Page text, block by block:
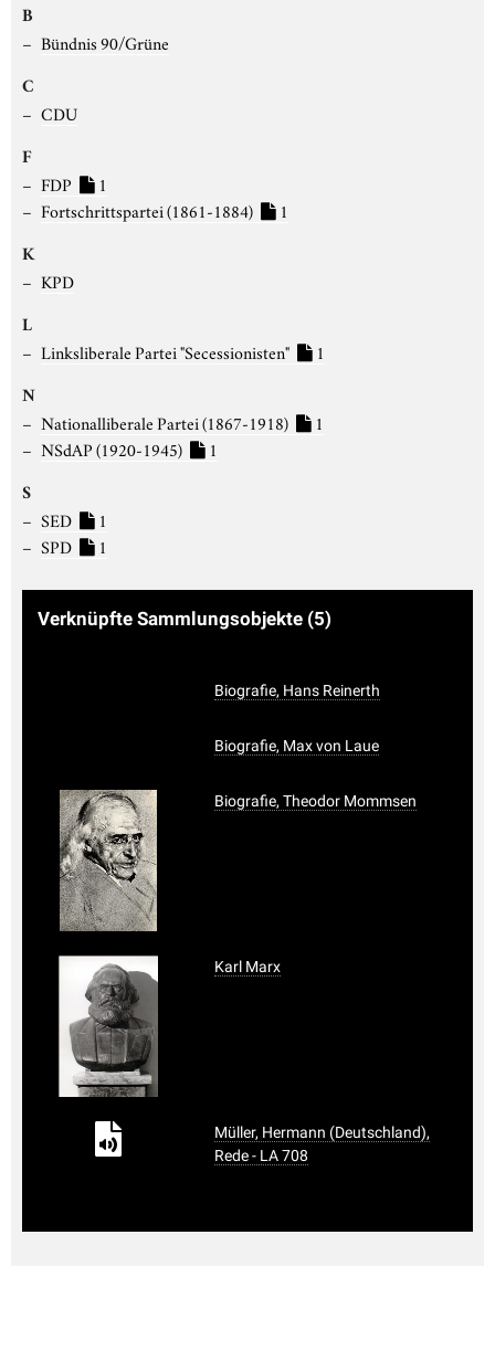
B
Bündnis 90/Grüne
C
CDU
F
FDP
1
Fortschrittspartei (1861-1884)
1
K
KPD
L
Linksliberale Partei "Secessionisten" 1
N
Nationalliberale Partei (1867-1918)
1
NSdAP (1920-1945)
1
S
SED
1
SPD
1
Verknüpfte Sammlungsobjekte (5)
Biografie, Hans Reinerth
Biografie, Max von Laue
Biografie, Theodor Mommsen
Karl Marx
Müller, Hermann (Deutschland),
Rede - LA 708